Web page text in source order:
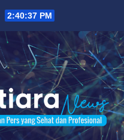
2:40:38 PM